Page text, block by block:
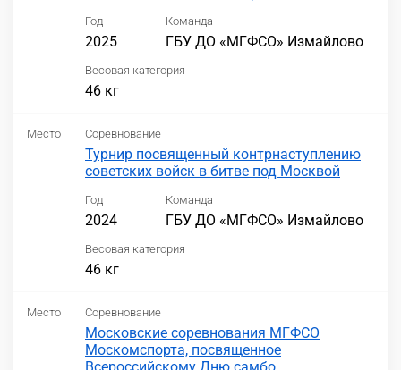
Год
2025
Команда
ГБУ ДО «МГФСО» Измайлово
Весовая категория
46 кг
Место Соревнование
Турнир посвященный контрнаступлению
советских войск в битве под Москвой
Год
2024
Команда
ГБУ ДО «МГФСО» Измайлово
Весовая категория
46 кг
Место Соревнование
Московские соревнования МГФСО
Москомспорта, посвященное